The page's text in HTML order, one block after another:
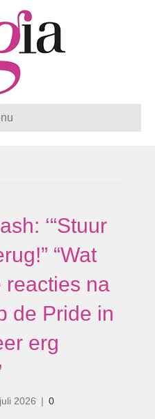
‘“Stuur
“Wat
reacties na
de Pride in
erg
2026 | 0